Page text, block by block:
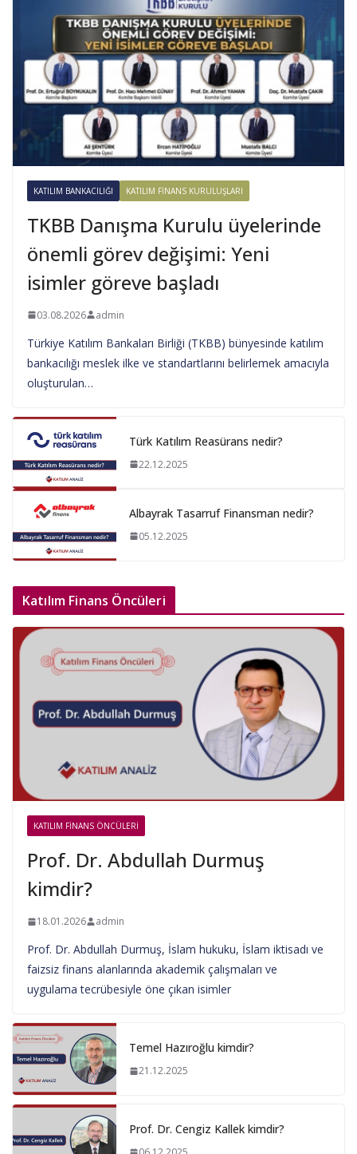
KATILIM BANKACILIĞI KATILIM FINANS KURULUŞLARI
TKBB Danışma Kurulu üyelerinde
önemli görev değişimi: Yeni
isimler göreve başladı
03.08.2026 admin
Türkiye Katılım Bankaları Birliği (TKBB) bünyesinde katılım
bankacılığı meslek ilke ve standartlarını belirlemek amacıyla
oluşturulan…
Türk Katılım Reasürans nedir?
22.12.2025
Albayrak Tasarruf Finansman nedir?
05.12.2025
Katılım Finans Öncüleri
KATILIM FINANS ÖNCÜLERI
Prof. Dr. Abdullah Durmuş
kimdir?
18.01.2026 admin
Prof. Dr. Abdullah Durmuş, İslam hukuku, İslam iktisadı ve
faizsiz finans alanlarında akademik çalışmaları ve
uygulama tecrübesiyle öne çıkan isimler
Temel Hazıroğlu kimdir?
21.12.2025
Prof. Dr. Cengiz Kallek kimdir?